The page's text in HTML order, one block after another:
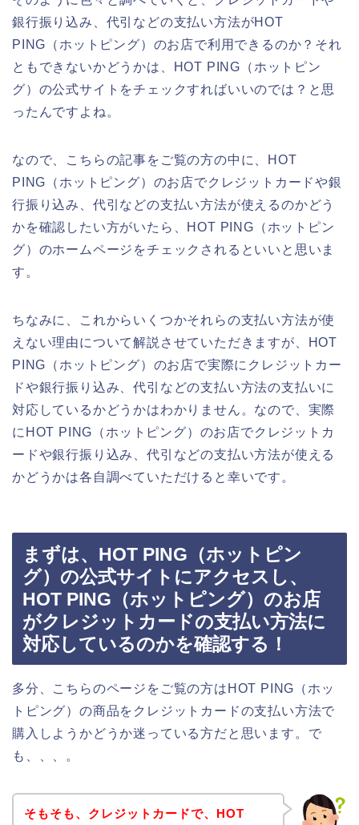
銀行振り込み、代引などの支払い方法がHOT
PING（ホットピング）のお店で利用できるのか？それ
ともできないかどうかは、HOT PING（ホットピン
グ）の公式サイトをチェックすればいいのでは？と思
ったんですよね。
なので、こちらの記事をご覧の方の中に、HOT
PING（ホットピング）のお店でクレジットカードや銀
行振り込み、代引などの支払い方法が使えるのかどう
かを確認したい方がいたら、HOT PING（ホットピン
グ）のホームページをチェックされるといいと思いま
す。
ちなみに、これからいくつかそれらの支払い方法が使
えない理由について解説させていただきますが、HOT
PING（ホットピング）のお店で実際にクレジットカー
ドや銀行振り込み、代引などの支払い方法の支払いに
対応しているかどうかはわかりません。なので、実際
にHOT PING（ホットピング）のお店でクレジットカ
ードや銀行振り込み、代引などの支払い方法が使える
かどうかは各自調べていただけると幸いです。
まずは、HOT PING（ホットピン
グ）の公式サイトにアクセスし、
HOT PING（ホットピング）のお店
がクレジットカードの支払い方法に
対応しているのかを確認する！
多分、こちらのページをご覧の方はHOT PING（ホッ
トピング）の商品をクレジットカードの支払い方法で
購入しようかどうか迷っている方だと思います。で
も、、、。
そもそも、クレジットカードで、HOT